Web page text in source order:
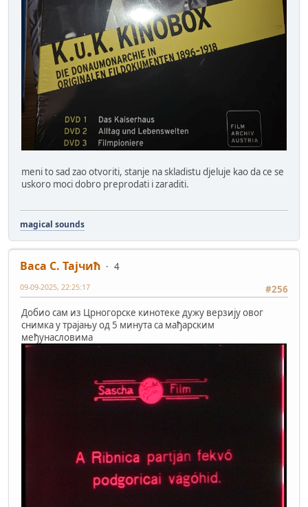
meni to sad zao otvoriti, stanje na skladistu djeluje kao da ce se
uskoro moci dobro preprodati i zaraditi.
magical sounds
Васа С. Тајчић
4
#256
09-09-2025, 22:25:17
Добио сам из Црногорске кинотеке дужу верзију овог
снимка у трајању од 5 минута са мађарским
међунасловима